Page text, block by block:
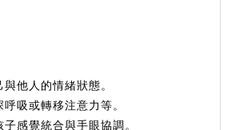
他人的情緒狀態。
吸或轉移注意力等。
感覺統合與手眼協調。